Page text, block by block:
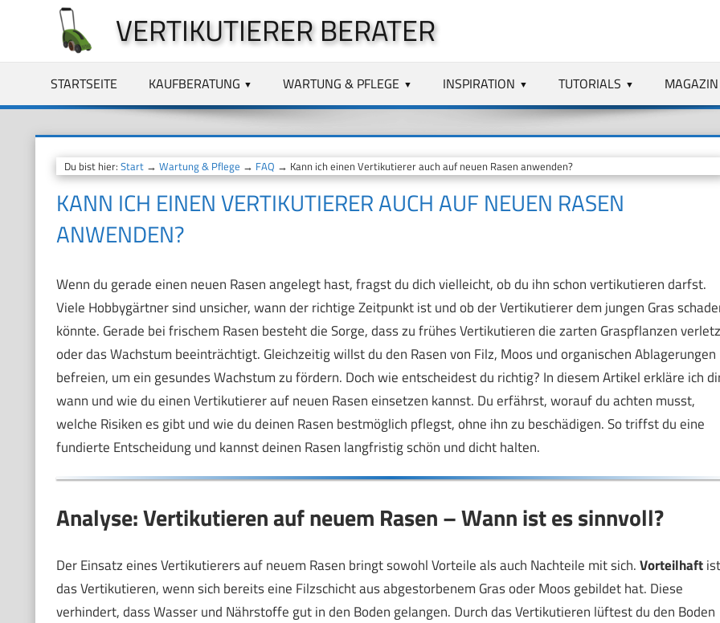
springen
VERTIKUTIERER BERATER
STARTSEITE KAUFBERATUNG WARTUNG & PFLEGE INSPIRATION TUTORIALS MAGAZIN
Du bist hier: Start→ Wartung & Pflege → FAQ → Kann ich einen Vertikutierer auch auf neuen Rasen anwenden?
KANN ICH EINEN VERTIKUTIERER AUCH AUF NEUEN RASEN
ANWENDEN?
Wenn du gerade einen neuen Rasen angelegt hast, fragst du dich vielleicht, ob du ihn schon vertikutieren darfst.
Viele Hobbygärtner sind unsicher, wann der richtige Zeitpunkt ist und ob der Vertikutierer dem jungen Gras
könnte. Gerade bei frischem Rasen besteht die Sorge, dass zu frühes Vertikutieren die zarten Graspflanzen
oder das Wachstum beeinträchtigt. Gleichzeitig willst du den Rasen von Filz, Moos und organischen Ablagerungen
befreien, um ein gesundes Wachstum zu fördern. Doch wie entscheidest du richtig? In diesem Artikel erkläre ich
wann und wie du einen Vertikutierer auf neuen Rasen einsetzen kannst. Du erfährst, worauf du achten musst,
welche Risiken es gibt und wie du deinen Rasen bestmöglich pflegst, ohne ihn zu beschädigen. So triffst du eine
fundierte Entscheidung und kannst deinen Rasen langfristig schön und dicht halten.
Analyse: Vertikutieren auf neuem Rasen – Wann ist es sinnvoll?
Der Einsatz eines Vertikutierers auf neuem Rasen bringt sowohl Vorteile als auch Nachteile mit sich.Vorteilhaftist
das Vertikutieren, wenn sich bereits eine Filzschicht aus abgestorbenem Gras oder Moos gebildet hat. Diese
verhindert, dass Wasser und Nährstoffe gut in den Boden gelangen. Durch das Vertikutieren lüftest du den Boden